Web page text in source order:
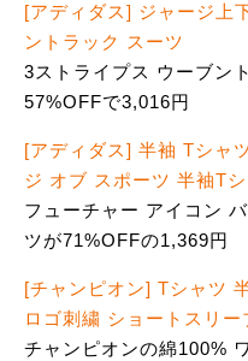
[アディダス] ジャージ上
ントラック スーツ
3ストライプス ウーブン
57%OFFで3,016円
[アディダス] 半袖 Tシャ
ジ オブ スポーツ 半袖T
フューチャー アイコン
ツが71%OFFの1,369円
[チャンピオン] Tシャツ
ロゴ刺繍 ショートスリー
チャンピオンの綿100%